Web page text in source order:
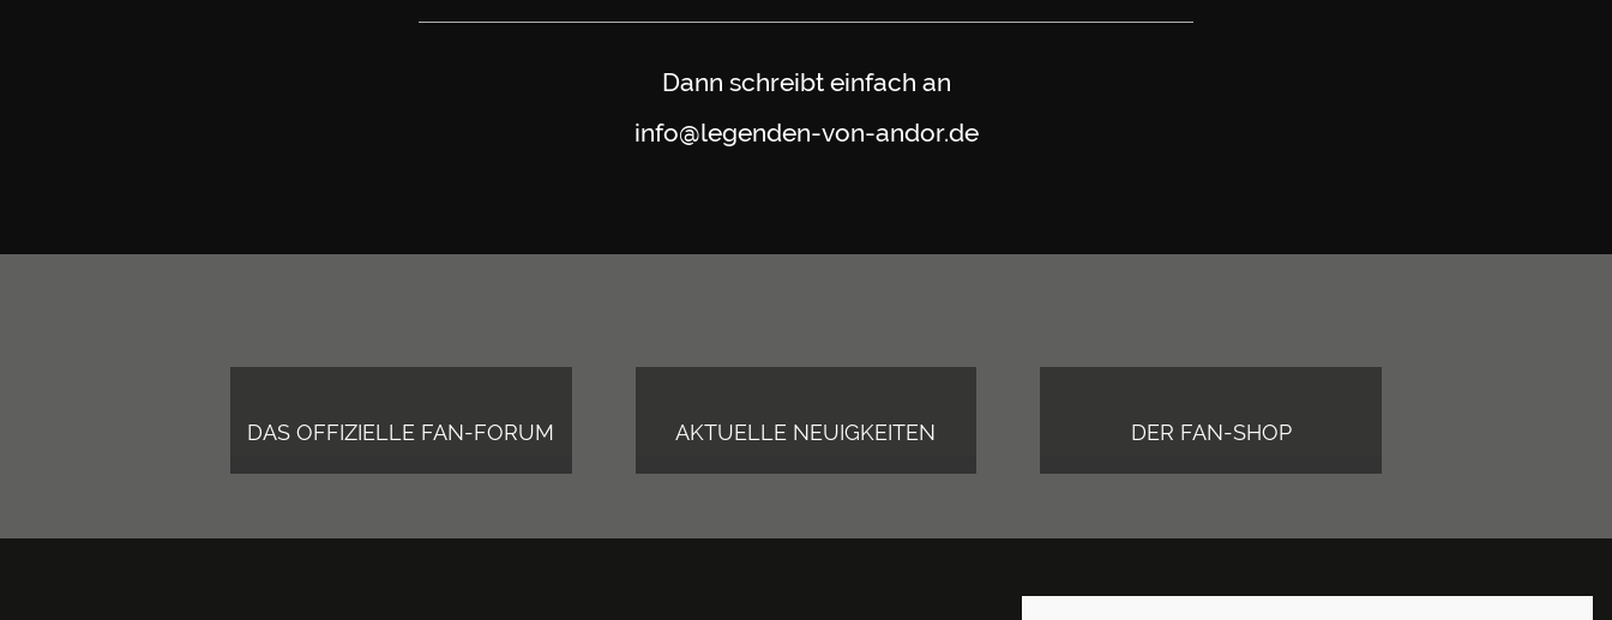
Dann schreibt einfach an
info@legenden-von-andor.de
DAS OFFIZIELLE FAN-FORUM AKTUELLE NEUIGKEITEN DER FAN-SHOP